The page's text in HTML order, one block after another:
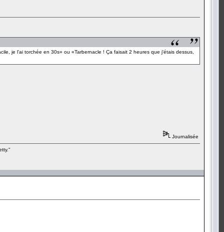
je l'ai torchée en 30s» ou «Tarbernacle ! Ça faisait 2 heures que j'étais dessus,
Journalisée